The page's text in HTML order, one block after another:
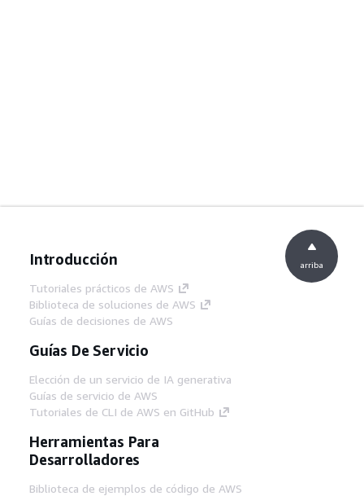
Introducción
Tutoriales prácticos de AWS
Biblioteca de soluciones de AWS
Guías de decisiones de AWS
Guías De Servicio
Elección de un servicio de IA generativa
Guías de servicio de AWS
Tutoriales de CLI de AWS en GitHub
Herramientas Para
Desarrolladores
Biblioteca de ejemplos de código de AWS
arriba